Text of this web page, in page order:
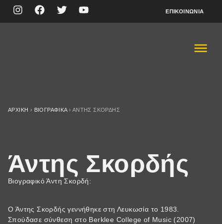
ΕΠΙΚΟΙΝΩΝΊΑ
ΑΡΧΙΚΉ › ΒΙΟΓΡΑΦΙΚΆ› ΆΝΤΗΣ ΣΚΟΡΔΉΣ
Άντης Σκορδής
Βιογραφικό Άντη Σκορδή:
Ο Άντης Σκορδής γεννήθηκε στη Λευκωσία το 1983.
Σπούδασε σύνθεση στο Berklee College of Music (2007)